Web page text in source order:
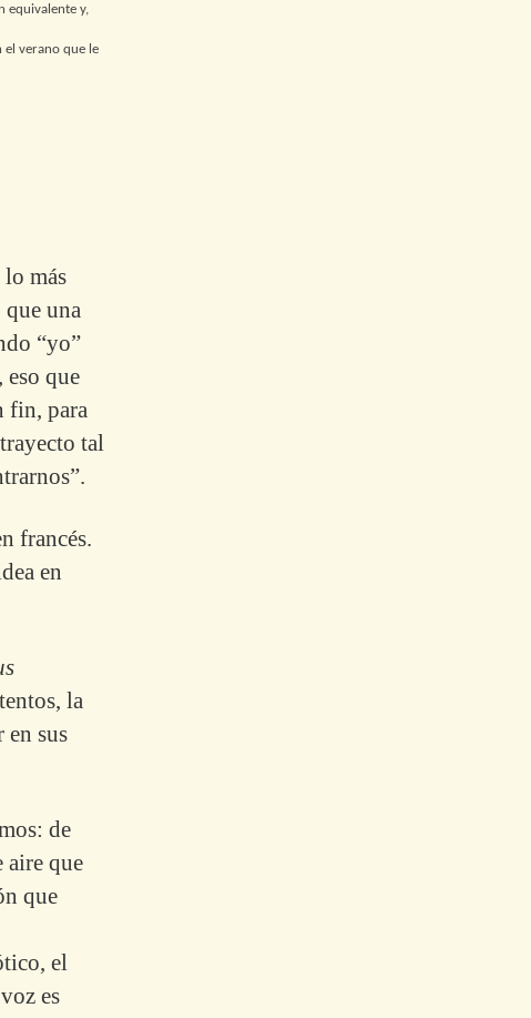
equivalente y,
el verano que le
más
una
“yo”
que
fin, para
tal
francés.
en
la
en sus
de
que
que
el
es